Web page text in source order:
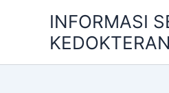
INFORMASI